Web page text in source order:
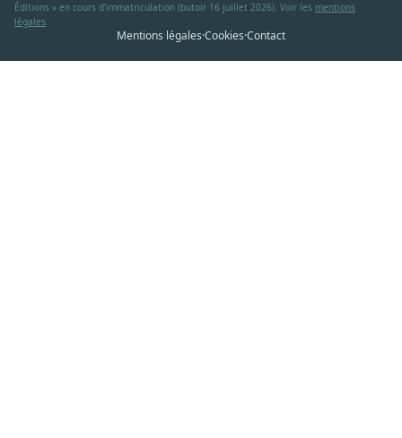
Éditions » en cours d'immatriculation (butoir 16 juillet 2026). Voir les mentions
légales.
Mentions légales·Cookies·Contact